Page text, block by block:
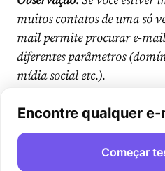
muitos contatos de uma só
mail permite procurar e-
diferentes parâmetros
mídia social etc.).
Passo 3.Finalmente, era
contato por e-mail.
Gotejamento de E-mail,
Encontre qualquer
Começar